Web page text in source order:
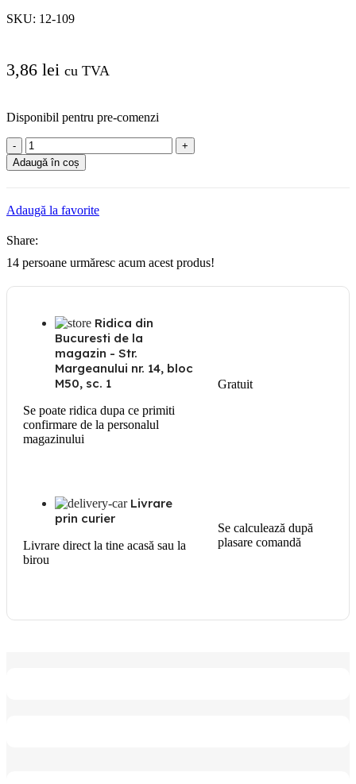
SKU: 12-109
3,86 lei cu TVA
Disponibil pentru pre-comenzi
Cantitate
Suport
L
Adaugă în coș
Adaugă la favorite
Share:
14 persoane urmăresc acum acest produs!
Ridica din
Bucuresti de la
magazin - Str.
Margeanului nr. 14, bloc
M50, sc. 1
Se poate ridica dupa ce primiti
confirmare de la personalul
magazinului
Gratuit
Livrare
prin curier
Livrare direct la tine acasă sau la
birou
Se calculează după
plasare comandă